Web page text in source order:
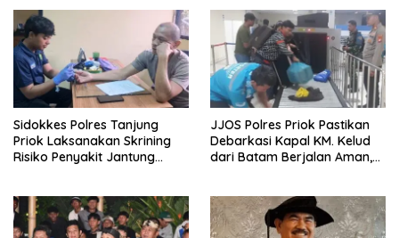
Sidokkes Polres Tanjung
Priok Laksanakan Skrining
Risiko Penyakit Jantung
JJOS Polres Priok Pastikan
Debarkasi Kapal KM. Kelud
dari Batam Berjalan Aman,